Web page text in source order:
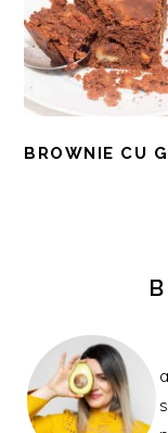
BROWNIE CU